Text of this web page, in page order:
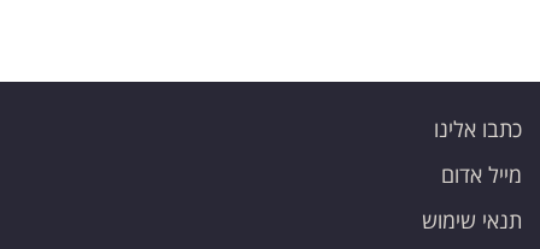
כתבו אלינו
מייל אדום
תנאי שימוש